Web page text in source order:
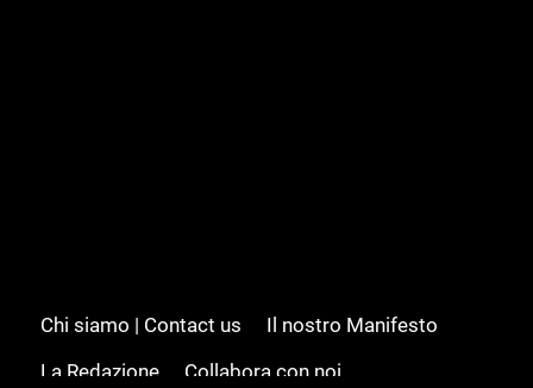
Chi siamo | Contact us
Il nostro Manifesto
La Redazione
Collabora con noi